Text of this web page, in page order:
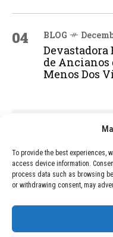
To provide the best experiences,
access device information.
process data such as browsing
or withdrawing consent, may
04 BLOG
de Ancianos
Menos Dos